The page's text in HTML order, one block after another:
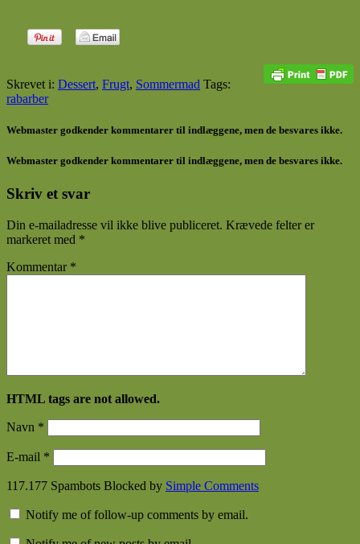
Skrevet i: Dessert, Frugt, Sommermad Tags:
rabarber
Webmaster godkender kommentarer til indlæggene, men de besvares ikke.
Webmaster godkender kommentarer til indlæggene, men de besvares ikke.
Skriv et svar
Din e-mailadresse vil ikke blive publiceret. Krævede felter er
markeret med *
Kommentar *
HTML tags are not allowed.
Navn *
E-mail *
117.177 Spambots Blocked by Simple Comments
Notify me of follow-up comments by email.